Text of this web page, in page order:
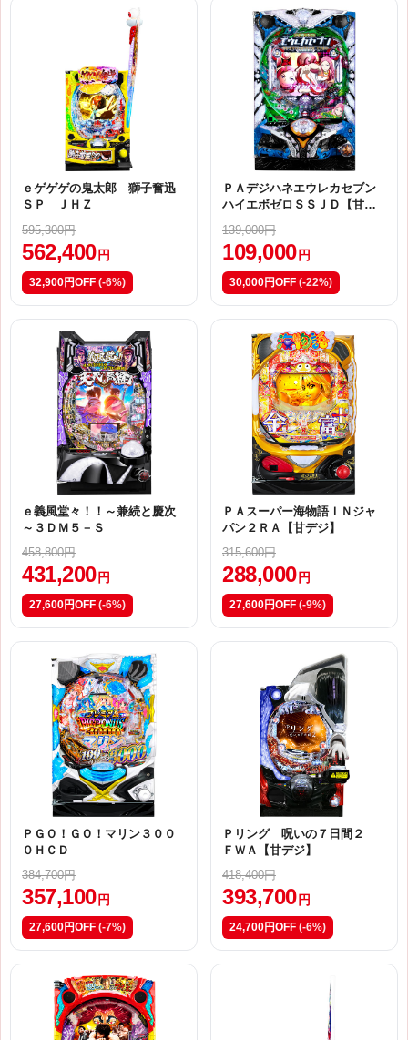
ｅゲゲゲの鬼太郎 獅子奮迅
ＳＰ ＪＨＺ
595,300円
562,400円
32,900円OFF (-6%)
ＰＡデジハネエウレカセブン
ハイエボゼロＳＳＪＤ【甘デ
139,000円
109,000円
30,000円OFF (-22%)
ｅ義風堂々！！～兼続と慶次
～３ＤＭ５－Ｓ
458,800円
431,200 円
27,600円OFF (-6%)
ＰＡスーパー海物語ＩＮジャ
パン２ＲＡ【甘デジ】
315,600円
288,000 円
27,600円OFF (-9%)
ＰＧＯ！ＧＯ！マリン３００
０ＨＣＤ
384,700円
357,100 円
27,600円OFF (-7%)
Ｐリング 呪いの７日間２
ＦＷＡ【甘デジ】
418,400円
393,700 円
24,700円OFF (-6%)